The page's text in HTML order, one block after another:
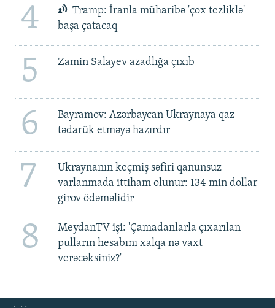
4
Tramp: İranla müharibə 'çox tezliklə'
başa çatacaq
5 Zamin Salayev azadlığa çıxıb
6
Bayramov: Azərbaycan Ukraynaya qaz
tədarük etməyə hazırdır
7
Ukraynanın keçmiş səfiri qanunsuz
varlanmada ittiham olunur: 134 min dollar
girov ödəməlidir
8
MeydanTV işi: 'Çamadanlarla çıxarılan
pulların hesabını xalqa nə vaxt
verəcəksiniz?'